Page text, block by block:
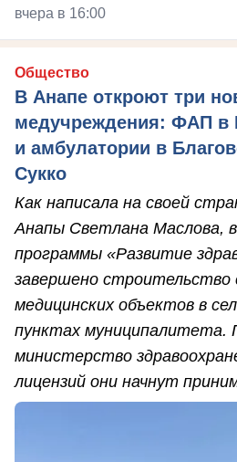
вчера в 16:00
Общество
В Анапе откроют три
медучреждения: ФАП в
и амбулатории в
Сукко
Как написала на своей
Анапы Светлана Маслова,
программы «Развитие
завершено строительство
медицинских объектов в
пунктах муниципалитета.
министерство
лицензий они начнут